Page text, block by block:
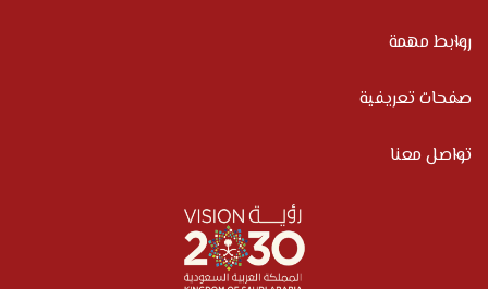
روابط مهمة
صفحات تعريفية
تواصل معنا